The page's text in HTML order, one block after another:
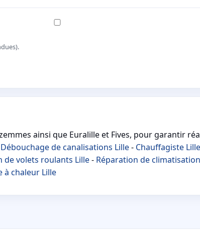
ainsi que Euralille et Fives, pour garantir
Débouchage de canalisations Lille- Chauffagiste Lille
de volets roulants Lille- Réparation de
à chaleur Lille